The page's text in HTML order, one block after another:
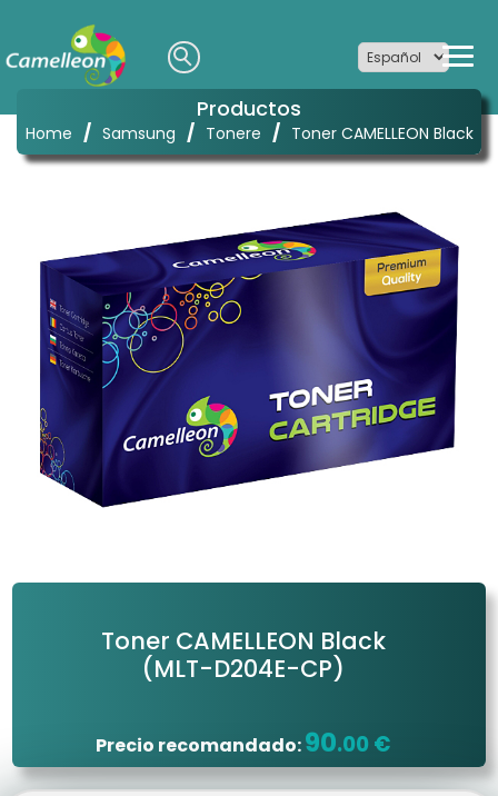
Productos
Home / Samsung / Tonere / Toner CAMELLEON Black
Toner CAMELLEON Black
(MLT-D204E-CP)
Precio recomandado:90.00 €